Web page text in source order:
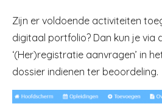
Zijn er voldoende activiteiten
digitaal portfolio? Dan kun je via
‘(Her)registratie aanvragen’ in
dossier indienen ter beoordeling.​
Image